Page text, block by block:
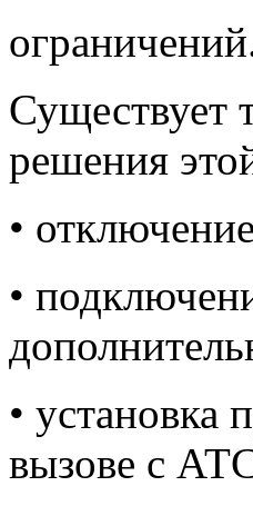
Существует
решения
•
•
• установка
вызове с